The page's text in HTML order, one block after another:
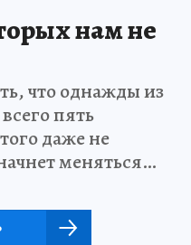
нам не
что однажды из
пять
даже не
меняться…